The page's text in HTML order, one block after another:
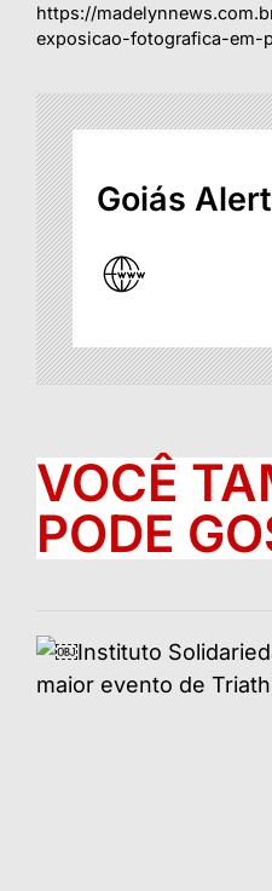
https://
exposicao-fotografica-em-
Goiás
VOCÊ
PODE